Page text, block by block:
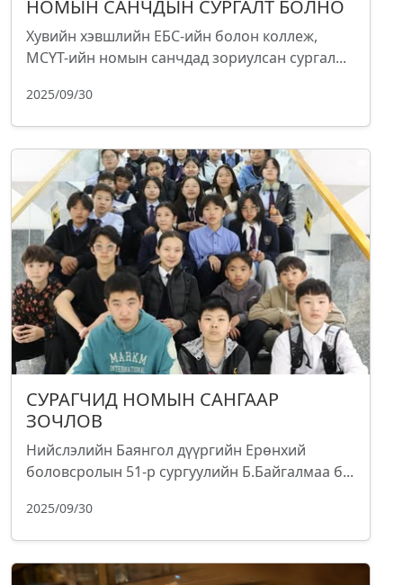
НОМЫН САНЧДЫН СУРГАЛТ БОЛНО
Хувийн хэвшлийн ЕБС-ийн болон коллеж,
МСҮТ-ийн номын санчдад зориулсан сургал...
2025/09/30
СУРАГЧИД НОМЫН САНГААР
ЗОЧЛОВ
Нийслэлийн Баянгол дүүргийн Ерөнхий
боловсролын 51-р сургуулийн Б.Байгалмаа б...
2025/09/30